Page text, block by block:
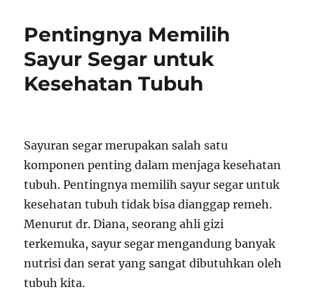
Pentingnya Memilih
Sayur Segar untuk
Kesehatan Tubuh
Sayuran segar merupakan salah satu
komponen penting dalam menjaga kesehatan
tubuh. Pentingnya memilih sayur segar untuk
kesehatan tubuh tidak bisa dianggap remeh.
Menurut dr. Diana, seorang ahli gizi
terkemuka, sayur segar mengandung banyak
nutrisi dan serat yang sangat dibutuhkan oleh
tubuh kita.